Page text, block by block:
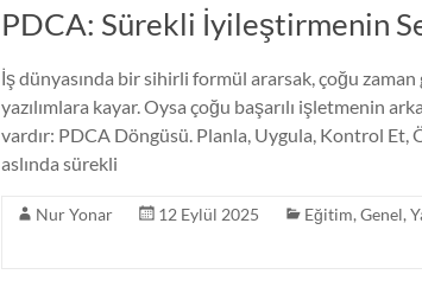
PDCA: Sürekli İyileştirmenin
İş dünyasında bir sihirli formül ararsak, çoğu
yazılımlara kayar. Oysa çoğu başarılı işletmenin
vardır: PDCA Döngüsü. Planla, Uygula, Kontrol Et,
aslında sürekli
Nur Yonar 12 Eylül 2025 Eğitim, Genel,